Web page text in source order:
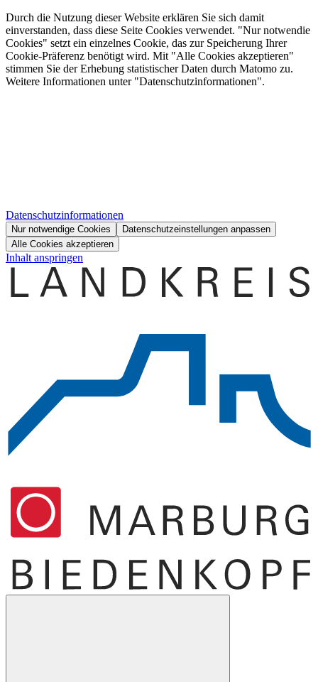
Durch die Nutzung dieser Website erklären Sie sich damit
einverstanden, dass diese Seite Cookies verwendet. "Nur notwendie
Cookies" setzt ein einzelnes Cookie, das zur Speicherung Ihrer
Cookie-Präferenz benötigt wird. Mit "Alle Cookies akzeptieren"
stimmen Sie der Erhebung statistischer Daten durch Matomo zu.
Weitere Informationen unter "Datenschutzinformationen".
Datenschutzinformationen
Nur notwendige Cookies
Datenschutzeinstellungen anpassen
Alle Cookies akzeptieren
Inhalt anspringen